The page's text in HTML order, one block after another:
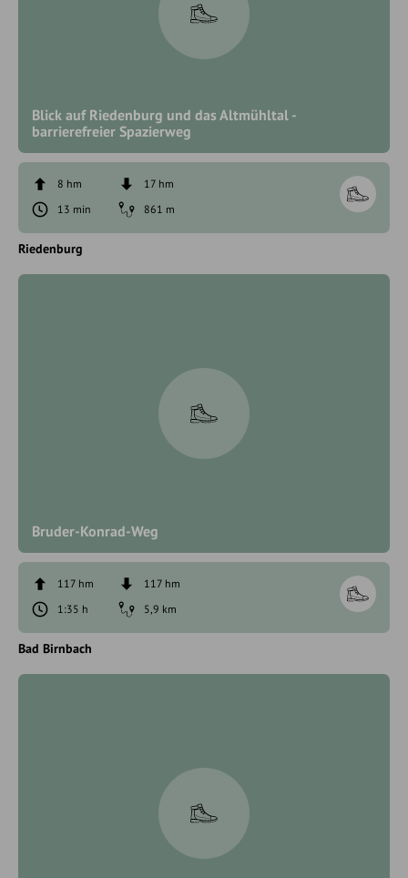
Blick auf Riedenburg und das Altmühltal -
barrierefreier Spazierweg
8 hm
17 hm
13 min
861 m
Riedenburg
Bruder-Konrad-Weg
117 hm
117 hm
1:35 h
5,9 km
Bad Birnbach